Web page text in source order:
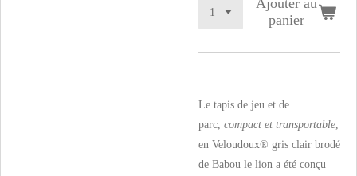
Ajouter au
panier
Le tapis de jeu et de
parc, compact et transportable,
en Veloudoux® gris clair brodé
de Babou le lion a été conçu